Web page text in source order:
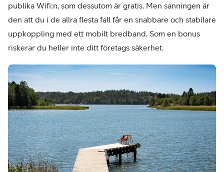
publika Wifi:n, som dessutom är gratis. Men sanningen är
den att du i de allra flesta fall får en snabbare och stabilare
uppkoppling med ett mobilt bredband. Som en bonus
riskerar du heller inte ditt företags säkerhet.